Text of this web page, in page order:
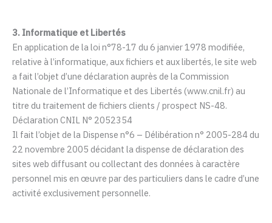
3. Informatique et Libertés
En application de la loi n°78-17 du 6 janvier 1978 modifiée,
relative à l’informatique, aux fichiers et aux libertés, le site web
a fait l’objet d’une déclaration auprès de la Commission
Nationale de l’Informatique et des Libertés (www.cnil.fr) au
titre du traitement de fichiers clients / prospect NS-48.
Déclaration CNIL N° 2052354
Il fait l’objet de la Dispense n°6 – Délibération n° 2005-284 du
22 novembre 2005 décidant la dispense de déclaration des
sites web diffusant ou collectant des données à caractère
personnel mis en œuvre par des particuliers dans le cadre d’une
activité exclusivement personnelle.